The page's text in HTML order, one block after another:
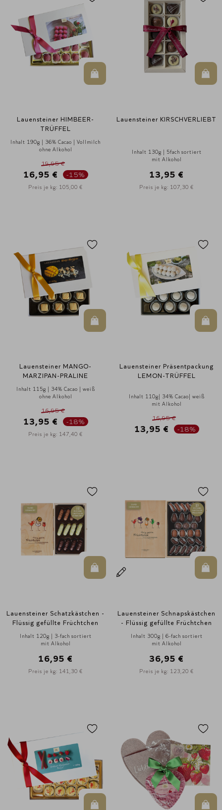
In den Warenkorb
Lauensteiner HIMBEER-
TRÜFFEL
Inhalt 190g | 36% Cacao | Vollmilch
ohne Alkohol
19,95 €
16,95 € -15%
Preis je kg: 105,00 €
In
Lauensteiner KIRSCHVERLIEBT
Inhalt 130g | 5fach sortiert
mit Alkohol
13,95 €
Preis je kg: 107,30 €
In den Warenkorb
Lauensteiner MANGO-
MARZIPAN-PRALINE
Inhalt 115g | 34% Cacao | weiß
ohne Alkohol
16,95 €
13,95 € -18%
Preis je kg: 147,40 €
In
Lauensteiner Präsentpackung
LEMON-TRÜFFEL
Inhalt 110g| 34% Cacao| weiß
mit Alkohol
16,95 €
13,95 € -18%
In den Warenkorb
Lauensteiner Schatzkästchen -
Flüssig gefüllte Früchtchen
Inhalt 120g | 3-fach sortiert
mit Alkohol
16,95 €
Preis je kg: 141,30 €
In
Lauensteiner Schnapskästchen
- Flüssig gefüllte Früchtchen
Inhalt 300g | 6-fach sortiert
mit Alkohol
36,95 €
Preis je kg: 123,20 €
In den Warenkorb In